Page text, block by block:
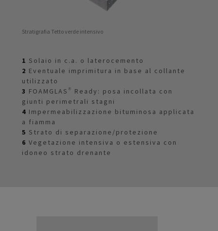
Stratigrafia Tetto verde intensivo
1 Solaio in c.a. o laterocemento
2 Eventuale imprimitura in base al collante
utilizzato
3 FOAMGLAS® Ready: posa incollata con
giunti perimetrali stagni
4 Impermeabilizzazione bituminosa applicata
a fiamma
5 Strato di separazione/protezione
6 Vegetazione intensiva o estensiva con
idoneo strato drenante